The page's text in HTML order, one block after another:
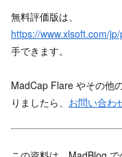
無料評価版は、
https://www.xlsoft.com/
手できます。
MadCap Flare やその他
りましたら、 お問い合わ